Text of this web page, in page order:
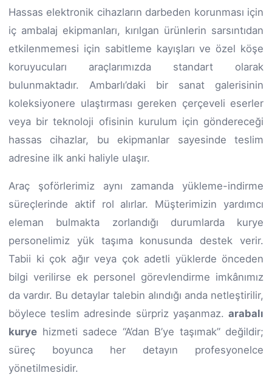
Hassas elektronik cihazların darbeden korunması için
iç ambalaj ekipmanları, kırılgan ürünlerin sarsıntıdan
etkilenmemesi için sabitleme kayışları ve özel köşe
koruyucuları araçlarımızda standart olarak
bulunmaktadır. Ambarlı’daki bir sanat galerisinin
koleksiyonere ulaştırması gereken çerçeveli eserler
veya bir teknoloji ofisinin kurulum için göndereceği
hassas cihazlar, bu ekipmanlar sayesinde teslim
adresine ilk anki haliyle ulaşır.
Araç şoförlerimiz aynı zamanda yükleme-indirme
süreçlerinde aktif rol alırlar. Müşterimizin yardımcı
eleman bulmakta zorlandığı durumlarda kurye
personelimiz yük taşıma konusunda destek verir.
Tabii ki çok ağır veya çok adetli yüklerde önceden
bilgi verilirse ek personel görevlendirme imkânımız
da vardır. Bu detaylar talebin alındığı anda netleştirilir,
böylece teslim adresinde sürpriz yaşanmaz. arabalı
kurye hizmeti sadece “A’dan B’ye taşımak” değildir;
süreç boyunca her detayın profesyonelce
yönetilmesidir.